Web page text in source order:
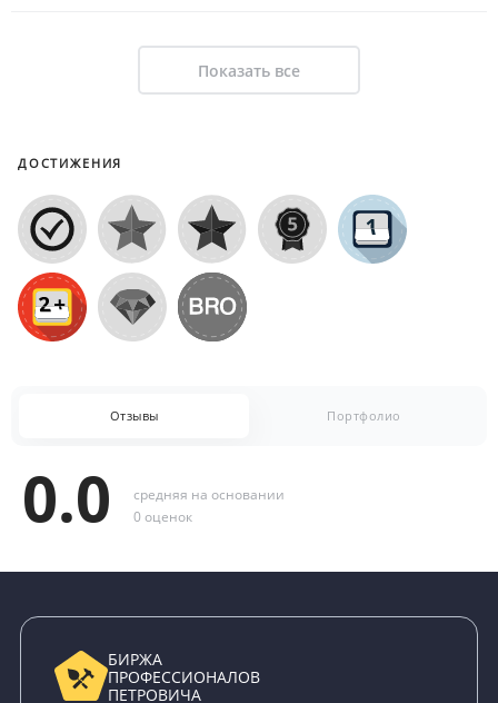
Показать все
ДОСТИЖЕНИЯ
Отзывы Портфолио
0.0
средняя на основании
0 оценок
БИРЖА
ПРОФЕССИОНАЛОВ
ПЕТРОВИЧА